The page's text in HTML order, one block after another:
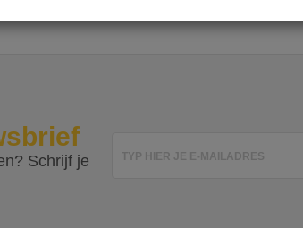
Schrijf je
TYP HIER JE E-MAILADRES